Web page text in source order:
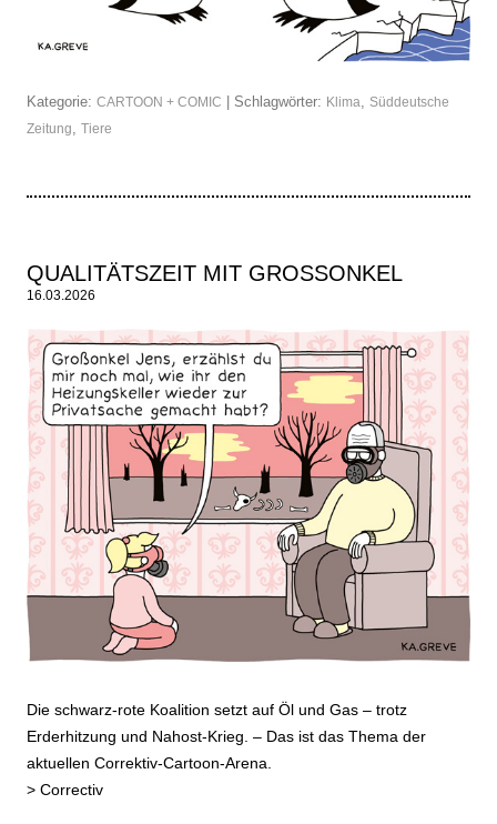
Kategorie: CARTOON + COMIC | Schlagwörter: Klima, Süddeutsche
Zeitung, Tiere
QUALITÄTSZEIT MIT GROSSONKEL
16.03.2026
Die schwarz-rote Koalition setzt auf Öl und Gas – trotz
Erderhitzung und Nahost-Krieg. – Das ist das Thema der
aktuellen Correktiv-Cartoon-Arena.
> Correctiv